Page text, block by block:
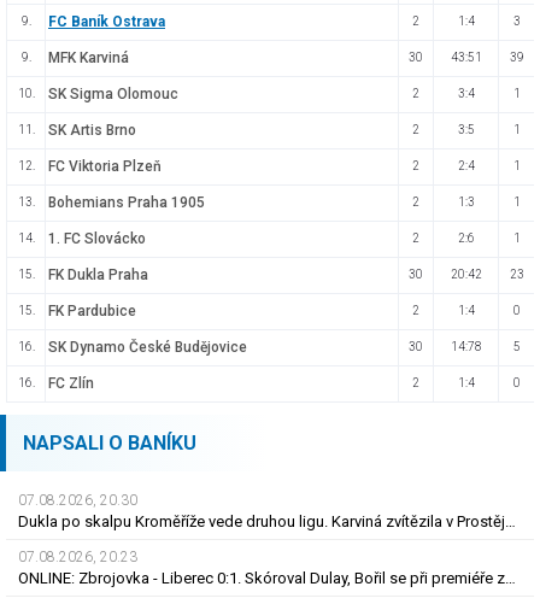
9. FC Baník Ostrava 2 1:4 3
9. MFK Karviná 30 43:51 39
10. SK Sigma Olomouc 2 3:4 1
11. SK Artis Brno 2 3:5 1
12. FC Viktoria Plzeň 2 2:4 1
13. Bohemians Praha 1905 2 1:3 1
14. 1. FC Slovácko 2 2:6 1
15. FK Dukla Praha 30 20:42 23
15. FK Pardubice 2 1:4 0
16. SK Dynamo České Budějovice 30 14:78 5
16. FC Zlín 2 1:4 0
NAPSALI O BANÍKU
07.08.2026, 20.30
Dukla po skalpu Kroměříže vede druhou ligu. Karviná zvítězila v Prostějově, remíza Ústí
07.08.2026, 20.23
ONLINE: Zbrojovka - Liberec 0:1. Skóroval Dulay, Bořil se při premiéře za Slovan zranil